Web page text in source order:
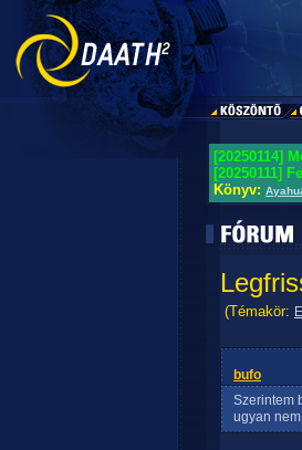
[20250114]
[20250111]
Könyv:
(Témakör:
bufo
Szerintem
ugyan